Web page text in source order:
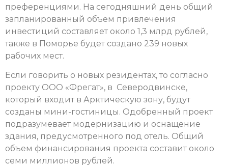
преференциями. На сегодняшний день общий
запланированный объем привлечения
инвестиций составляет около 1,3 млрд рублей,
также в Поморье будет создано 239 новых
рабочих мест.
Если говорить о новых резидентах, то согласно
проекту ООО «Фрегат», в Северодвинске,
который входит в Арктическую зону, будут
созданы мини-гостиницы. Одобренный проект
подразумевает модернизацию и оснащение
здания, предусмотренного под отель. Общий
объем финансирования проекта составит около
семи миллионов рублей.